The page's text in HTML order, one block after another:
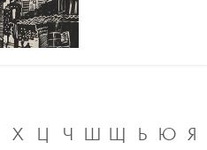
Х Ц Ч Ш Щ Ь Ю Я